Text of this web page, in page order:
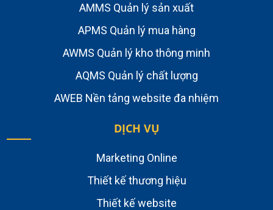
AMMS Quản lý sản xuất
APMS Quản lý mua hàng
AWMS Quản lý kho thông minh
AQMS Quản lý chất lượng
AWEB Nền tảng website đa nhiệm
DỊCH VỤ
Marketing Online
Thiết kế thương hiệu
Thiết kế website